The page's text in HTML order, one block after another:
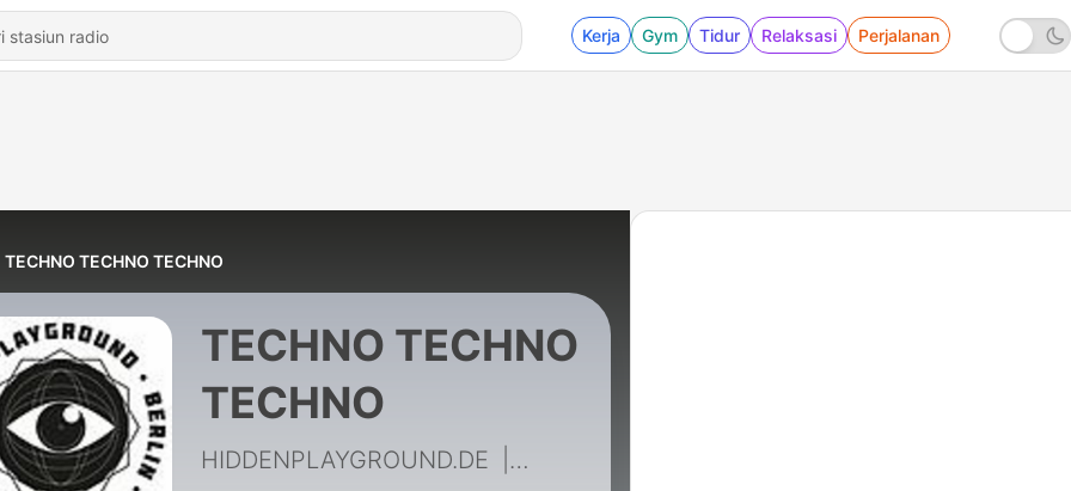
Kerja Gym Tidur Relaksasi Perjalanan
TECHNO TECHNO TECHNO
TECHNO TECHNO
TECHNO
HIDDENPLAYGROUND.DE 10 - PODCAST | #010 | RVDE